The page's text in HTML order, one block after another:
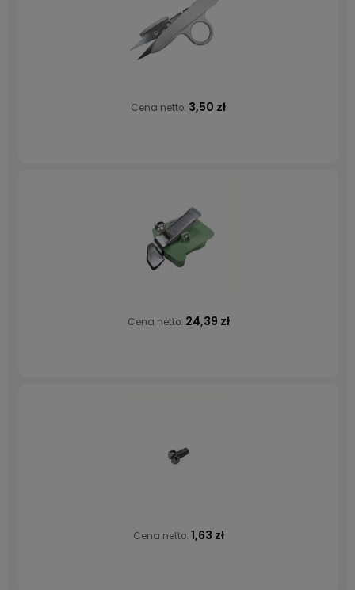
Cena netto: 3,50 zł
Cena netto: 24,39 zł
Cena netto: 1,63 zł